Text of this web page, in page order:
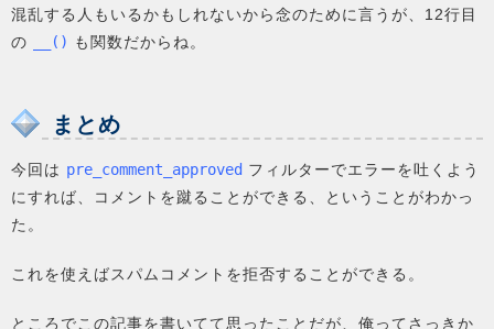
混乱する人もいるかもしれないから念のために言うが、12行目
の
__() も関数だからね。
まとめ
今回は pre_comment_approved フィルターでエラーを吐くよう
にすれば、コメントを蹴ることができる、ということがわかっ
た。
これを使えばスパムコメントを拒否することができる。
ところでこの記事を書いてて思ったことだが、俺ってさっきか